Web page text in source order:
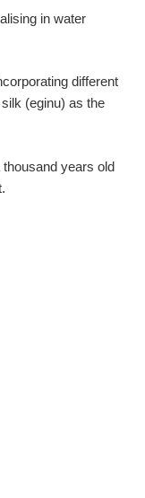
in water
different
(eginu) as the
years old